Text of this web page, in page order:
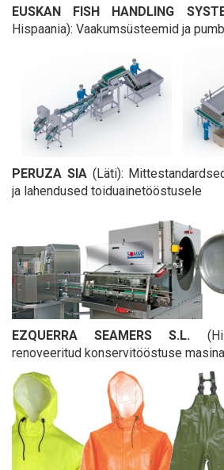
EUSKAN FISH HANDLING
Hispaania): Vaakumsüsteemid ja
PERUZA SIA(Läti):
ja lahendused toiduainetööstusele
EZQUERRA SEAMERS S.L.
renoveeritud konservitööstuse